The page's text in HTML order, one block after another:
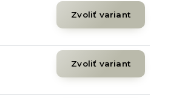
Zvoliť variant
Zvoliť variant